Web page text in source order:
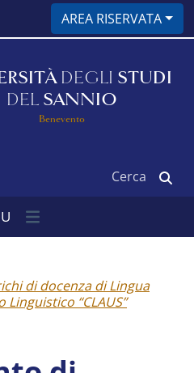
AREA RISERVATA
DEGLI STUDI
DEL SANNIO
Benevento
di docenza di Lingua
“CLAUS”